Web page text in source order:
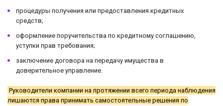
процедуры получения или предоставления кредитных
средств;
оформление поручительства по кредитному соглашению,
уступки прав требования;
заключение договора на передачу имущества в
доверительное управление.
Руководители компании на протяжении всего периода наблюдения
лишаются права принимать самостоятельные решения по